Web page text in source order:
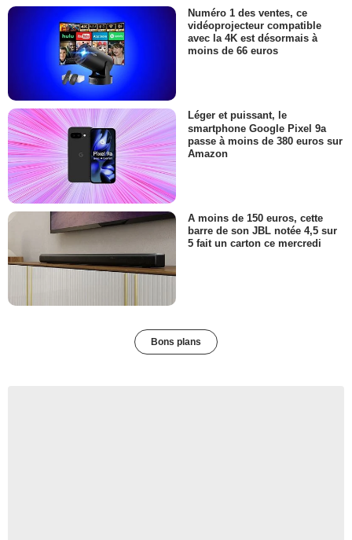
Numéro 1 des ventes, ce
vidéoprojecteur compatible
avec la 4K est désormais à
moins de 66 euros
Léger et puissant, le
smartphone Google Pixel 9a
passe à moins de 380 euros sur
Amazon
A moins de 150 euros, cette
barre de son JBL notée 4,5 sur
5 fait un carton ce mercredi
Bons plans